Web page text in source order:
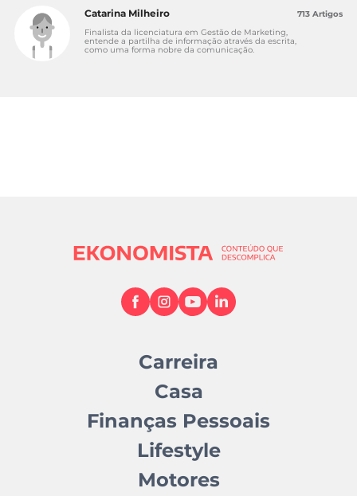
Catarina Milheiro
Finalista da licenciatura em Gestão de Marketing,
entende a partilha de informação através da escrita,
como uma forma nobre da comunicação.
713 Artigos
Carreira
Casa
Finanças Pessoais
Lifestyle
Motores